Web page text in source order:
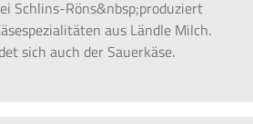
Schlins-Röns&nbsp;produziert
aus Ländle Milch.
sich auch der Sauerkäse.